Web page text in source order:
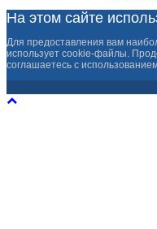
На этом сайте
Для предоставления вам
использует cookie-файлы.
соглашаетесь с